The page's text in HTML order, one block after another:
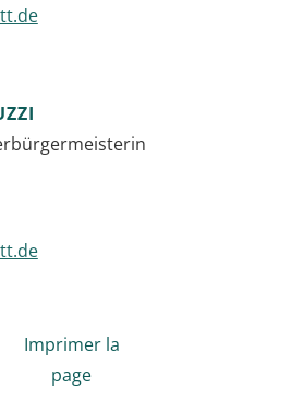
Imprimer la
page